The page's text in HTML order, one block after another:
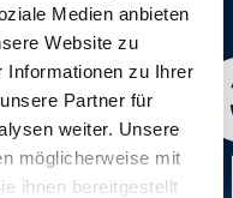
Medien anbieten
Website zu
Informationen zu Ihrer
Partner für
weiter. Unsere
möglicherweise mit
ihnen bereitgestellt